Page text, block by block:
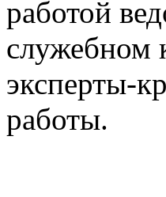
работой
служебном
эксперты-
работы.